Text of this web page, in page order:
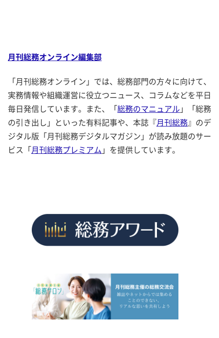
月刊総務オンライン編集部
「月刊総務オンライン」では、総務部門の方々に向けて、
実務情報や組織運営に役立つニュース、コラムなどを平日
毎日発信しています。また、「総務のマニュアル 」「総務
の引き出し」といった有料記事や、本誌『月刊総務』のデ
ジタル版「月刊総務デジタルマガジン」が読み放題のサー
ビス「月刊総務プレミアム 」を提供しています。